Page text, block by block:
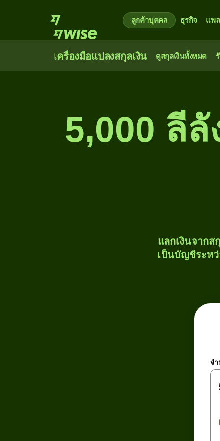
ลูกค้าบุคคล ธุรกิจ แพ
เครื่องมือแปลงสกุลเงิน ดูสกุลเงินทั้งหมด
5,000 ลีลั
แลกเงินจากส
เป็นบัญชีระหว่
จ